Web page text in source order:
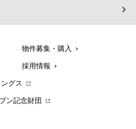
物件募集・購入
採用情報
グス
ン記念財団